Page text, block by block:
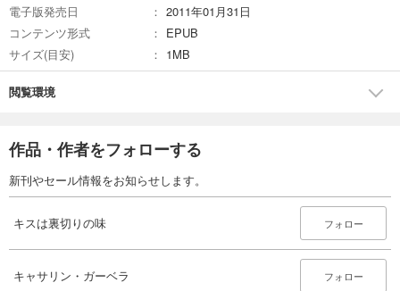
電子版発売日
2011年01月31日
コンテンツ形式
EPUB
サイズ(目安)
1MB
閲覧環境
作品・作者をフォローする
新刊やセール情報をお知らせします。
キスは裏切りの味 フォロー
キャサリン・ガーベラ フォロー